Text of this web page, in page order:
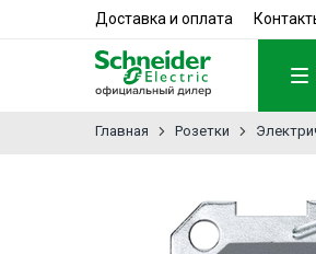
Доставка и оплата
Главная Розетки